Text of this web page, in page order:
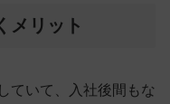
メリット
ていて、入社後間もな